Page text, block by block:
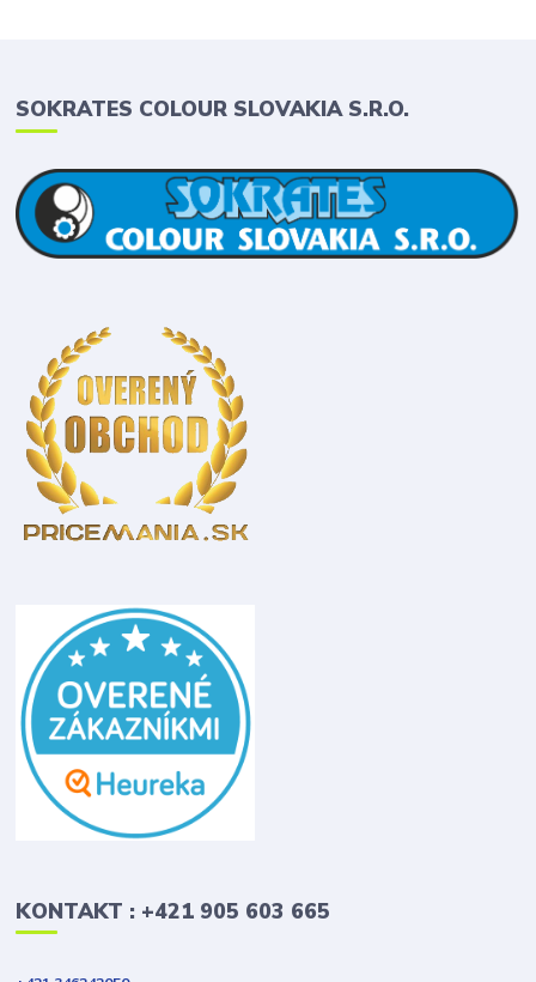
SOKRATES COLOUR SLOVAKIA S.R.O.
KONTAKT : +421 905 603 665